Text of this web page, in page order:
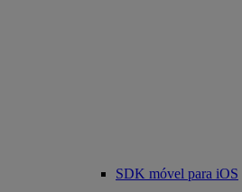
SDK móvel para iOS